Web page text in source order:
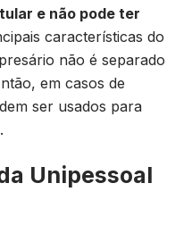
e não pode ter
características do
não é separado
em casos de
ser usados para
Unipessoal